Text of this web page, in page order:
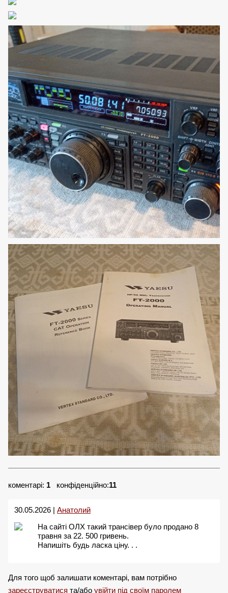
коментарі: 1 конфіденційно:11
30.05.2026 | Анатолий
На сайті ОЛХ такий трансівер було продано 8
травня за 22. 500 гривень.
Напишіть будь ласка ціну. . .
Для того щоб залишати коментарі, вам потрібно
зареєструватися та/або увійти під своїм паролем